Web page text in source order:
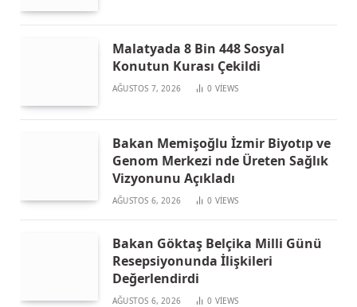
Malatyada 8 Bin 448 Sosyal
Konutun Kurası Çekildi
AĞUSTOS 7, 2026 0 VIEWS
Bakan Memişoğlu İzmir Biyotıp ve
Genom Merkezi nde Üreten Sağlık
Vizyonunu Açıkladı
AĞUSTOS 6, 2026 0 VIEWS
Bakan Göktaş Belçika Milli Günü
Resepsiyonunda İlişkileri
Değerlendirdi
AĞUSTOS 6, 2026 0 VIEWS